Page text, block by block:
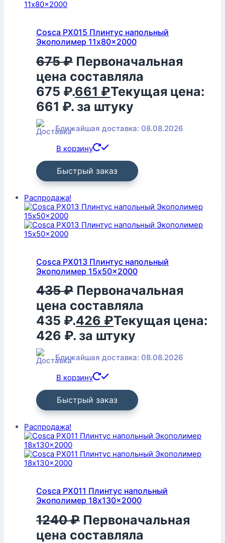
Cosca PX015 Плинтус напольный
Экополимер 11x80x2000
675₽ Первоначальная
цена составляла
675 ₽.661 ₽Текущая цена:
661 ₽. за штуку
Ближайшая доставка: 08.08.2026
В корзину
Быстрый заказ
Распродажа!
Cosca PX013 Плинтус напольный
Экополимер 15x50x2000
435₽ Первоначальная
цена составляла
435 ₽.426 ₽Текущая цена:
426 ₽. за штуку
Ближайшая доставка: 08.08.2026
В корзину
Быстрый заказ
Распродажа!
Cosca PX011 Плинтус напольный
Экополимер 18x130x2000
1240₽ Первоначальная
цена составляла